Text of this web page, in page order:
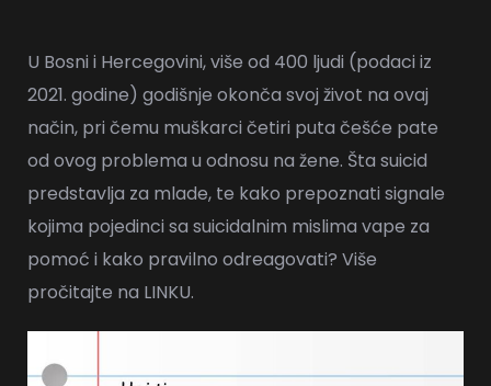
U Bosni i Hercegovini, više od 400 ljudi (podaci iz
2021. godine) godišnje okonča svoj život na ovaj
način, pri čemu muškarci četiri puta češće pate
od ovog problema u odnosu na žene. Šta suicid
predstavlja za mlade, te kako prepoznati signale
kojima pojedinci sa suicidalnim mislima vape za
pomoć i kako pravilno odreagovati? Više
pročitajte na LINKU.